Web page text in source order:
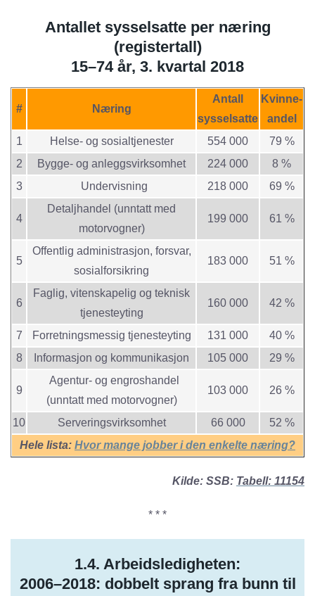
Antallet sysselsatte per næring
(registertall)
15–74 år, 3. kvartal 2018
# Næring
Antall
sysselsatte
Kvinne-
andel
1
Helse- og sosialtjenester 554 000
79 %
2
Bygge- og anleggsvirksomhet 224 000
8 %
3
Undervisning 218 000 69 %
4
Detaljhandel (unntatt med
motorvogner)
199 000 61 %
5
Offentlig administrasjon, forsvar,
sosialforsikring
183 000 51 %
6
Faglig, vitenskapelig og teknisk
tjenesteyting
160 000 42 %
7 Forretningsmessig tjenesteyting 131 000
40 %
8
Informasjon og kommunikasjon 105 000 29 %
9
Agentur- og engroshandel
(unntatt med motorvogner)
103 000 26 %
10 Serveringsvirksomhet 66 000
52 %
Hele lista: Hvor mange jobber i den enkelte næring?
Kilde: SSB: Tabell: 11154
* * *
1.4. Arbeidsledigheten:
2006–2018: dobbelt sprang fra bunn til